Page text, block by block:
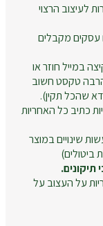
לעיצוב הרצוי
עסקים מקבלים
במייל חוזר או
טקסט חשוב
שהכל תקין).
כתיב כל האחריות
שינויים במוצר
ביטולים)
על העצוב על